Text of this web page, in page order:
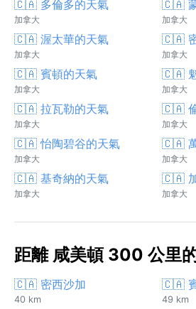
🇨🇦 多倫多的天氣
加拿大
🇨🇦 蒙
加拿大
🇨🇦 渥太華的天氣
加拿大
🇨🇦 密
加拿大
🇨🇦 賓頓的天氣
加拿大
🇨🇦 魁
加拿大
🇨🇦 拉瓦勒的天氣
加拿大
🇨🇦 倫
加拿大
🇨🇦 怡陶碧谷的天氣
加拿大
🇨🇦 萬
加拿大
🇨🇦 基奇納的天氣
加拿大
🇨🇦 加
加拿大
距離 咸美頓 300 公里
🇨🇦 密西沙加
40 km
🇨🇦
49 km